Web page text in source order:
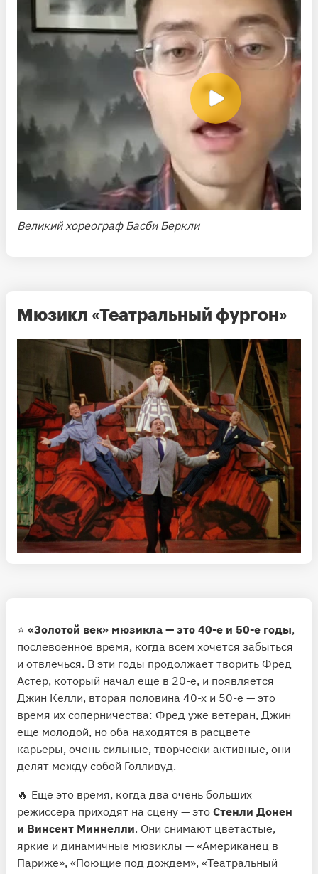
Великий хореограф Басби Беркли
Мюзикл «Театральный фургон»
⭐️ «Золотой век» мюзикла — это 40-е и 50-е годы,
послевоенное время, когда всем хочется забыться
и отвлечься. В эти годы продолжает творить Фред
Астер, который начал еще в 20-е, и появляется
Джин Келли, вторая половина 40-х и 50-е — это
время их соперничества: Фред уже ветеран, Джин
еще молодой, но оба находятся в расцвете
карьеры, очень сильные, творчески активные, они
делят между собой Голливуд.
🔥 Еще это время, когда два очень больших
режиссера приходят на сцену — это Стенли Донен
и Винсент Миннелли. Они снимают цветастые,
яркие и динамичные мюзиклы — «Американец в
Париже», «Поющие под дождем», «Театральный